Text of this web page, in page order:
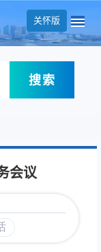
关怀版
搜索
会议